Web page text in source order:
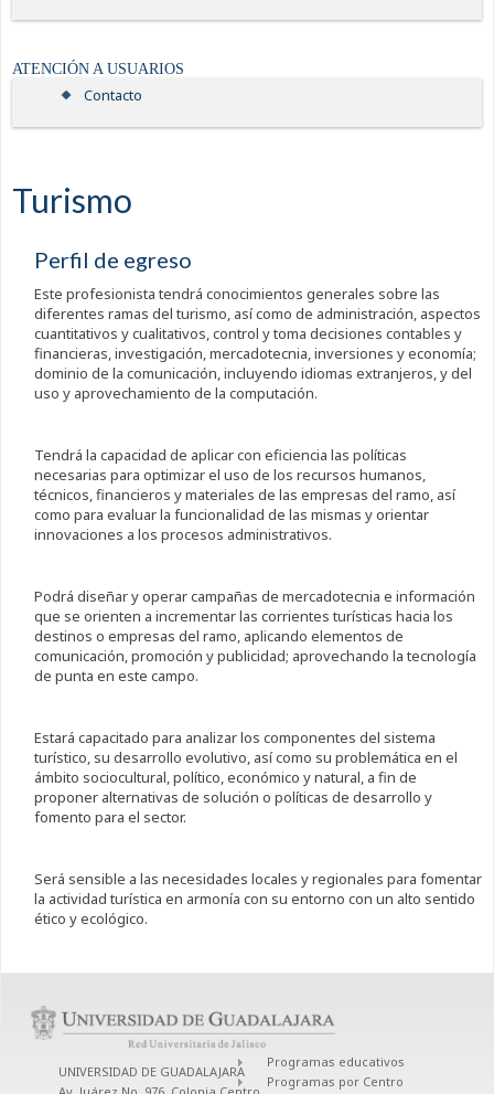
ATENCIÓN A USUARIOS
Contacto
Turismo
Perfil de egreso
Este profesionista tendrá conocimientos generales sobre las
diferentes ramas del turismo, así como de administración, aspectos
cuantitativos y cualitativos, control y toma decisiones contables y
financieras, investigación, mercadotecnia, inversiones y economía;
dominio de la comunicación, incluyendo idiomas extranjeros, y del
uso y aprovechamiento de la computación.
Tendrá la capacidad de aplicar con eficiencia las políticas
necesarias para optimizar el uso de los recursos humanos,
técnicos, financieros y materiales de las empresas del ramo, así
como para evaluar la funcionalidad de las mismas y orientar
innovaciones a los procesos administrativos.
Podrá diseñar y operar campañas de mercadotecnia e información
que se orienten a incrementar las corrientes turísticas hacia los
destinos o empresas del ramo, aplicando elementos de
comunicación, promoción y publicidad; aprovechando la tecnología
de punta en este campo.
Estará capacitado para analizar los componentes del sistema
turístico, su desarrollo evolutivo, así como su problemática en el
ámbito sociocultural, político, económico y natural, a fin de
proponer alternativas de solución o políticas de desarrollo y
fomento para el sector.
Será sensible a las necesidades locales y regionales para fomentar
la actividad turística en armonía con su entorno con un alto sentido
ético y ecológico.
UNIVERSIDAD DE GUADALAJARA
Programas educativos
Programas por Centro